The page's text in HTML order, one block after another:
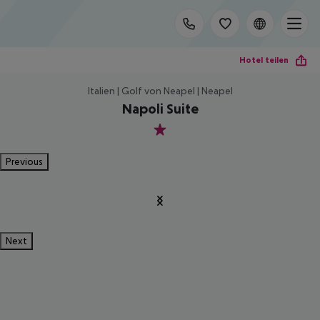
Hotel teilen
Italien | Golf von Neapel | Neapel
Napoli Suite
1
Previous
Next